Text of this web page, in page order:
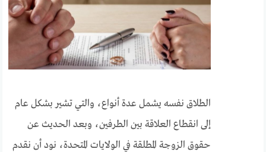
الطلاق نفسه يشمل عدة أنواع، والتي تشير بشكل عام
إلى انقطاع العلاقة بين الطرفين، وبعد الحديث عن
حقوق الزوجة المطلقة في الولايات المتحدة، نود أن نقدم